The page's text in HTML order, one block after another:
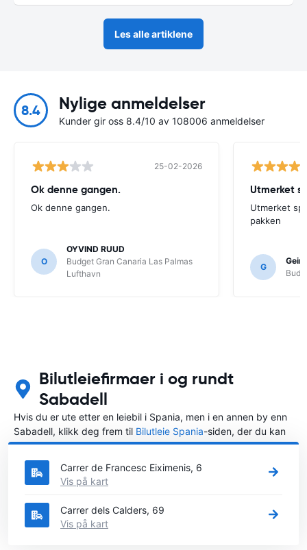
Les alle artiklene
8.4 Nylige anmeldelser
Kunder gir oss 8.4/10 av 108006 anmeldelser
25-02-2026
Ok denne gangen.
Ok denne gangen.
O
OYVIND RUUD
Budget Gran Canaria Las Palmas
Lufthavn
Utmerket
Utmerket
pakken
G
Geir
Bilutleiefirmaer i og rundt
Sabadell
Hvis du er ute etter en leiebil i Spania, men i en annen by enn
Sabadell, klikk deg frem til Bilutleie Spania-siden, der du kan
velge byen i Spania der du vil leie en bil.
Carrer de Francesc Eiximenis, 6
Vis på kart
Carrer dels Calders, 69
Vis på kart